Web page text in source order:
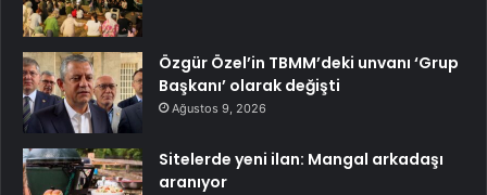
Özgür Özel’in TBMM’deki unvanı ‘Grup
Başkanı’ olarak değişti
Ağustos 9, 2026
Sitelerde yeni ilan: Mangal arkadaşı
aranıyor